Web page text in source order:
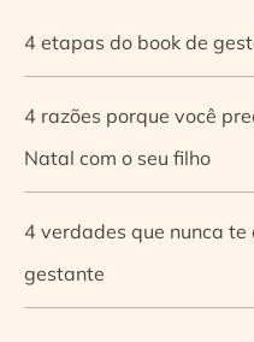
4 etapas do book de
4 razões porque você
Natal com o seu filho
4 verdades que nunca
gestante